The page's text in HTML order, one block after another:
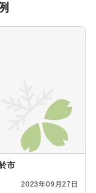
市
2023年09月27日